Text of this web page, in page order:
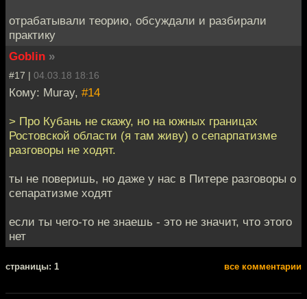
отрабатывали теорию, обсуждали и разбирали
практику
Goblin »
#17 | 04.03.18 18:16
Кому: Muray, #14
> Про Кубань не скажу, но на южных границах
Ростовской области (я там живу) о сепарпатизме
разговоры не ходят.
ты не поверишь, но даже у нас в Питере разговоры о
сепаратизме ходят
если ты чего-то не знаешь - это не значит, что этого
нет
cтраницы: 1 все комментарии